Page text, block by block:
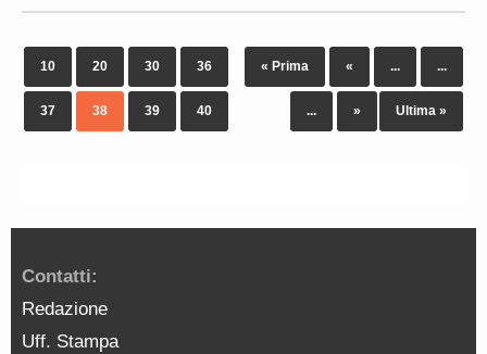
« Prima « ...
10 20 30 ...
36
37 38 39 40 ... » Ultima »
Contatti:
Redazione
Uff. Stampa